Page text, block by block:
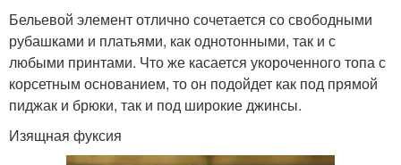
Бельевой элемент отлично сочетается со свободными
рубашками и платьями, как однотонными, так и с
любыми принтами. Что же касается укороченного топа с
корсетным основанием, то он подойдет как под прямой
пиджак и брюки, так и под широкие джинсы.
Изящная фуксия